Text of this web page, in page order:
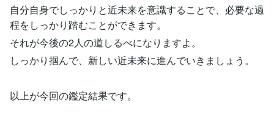
自分自身でしっかりと近未来を意識することで、必要な過
程をしっかり踏むことができます。
それが今後の2人の道しるべになりますよ。
しっかり掴んで、新しい近未来に進んでいきましょう。
以上が今回の鑑定結果です。